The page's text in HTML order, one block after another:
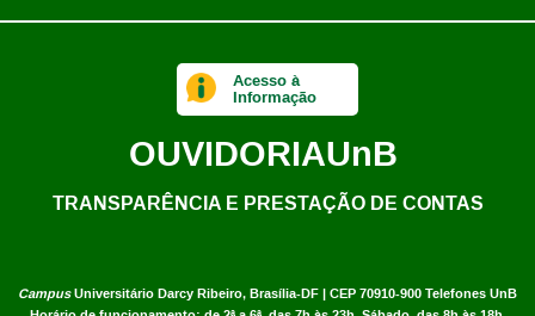
CampusUniversitário Darcy Ribeiro, Brasília-DF | CEP 70910-900 Telefones UnB
Acesso à
Informação
OUVIDORIAUnB
TRANSPARÊNCIA E PRESTAÇÃO DE CONTAS